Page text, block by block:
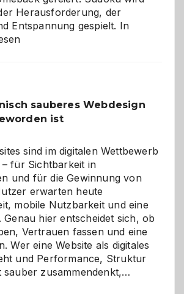
Herausforderung, der
Entspannung gespielt. In
sauberes Webdesign
ist
sind im digitalen Wettbewerb
für Sichtbarkeit in
und für die Gewinnung von
erwarten heute
mobile Nutzbarkeit und eine
hier entscheidet sich, ob
Vertrauen fassen und eine
Wer eine Website als digitales
und Performance, Struktur
sauber zusammendenkt,…